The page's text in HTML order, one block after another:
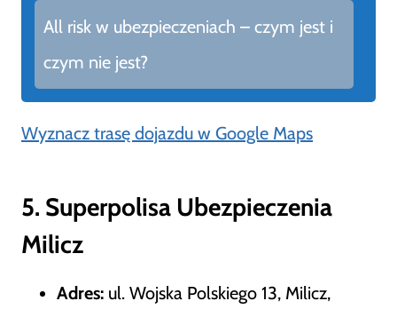
All risk w ubezpieczeniach – czym jest i
czym nie jest?
Wyznacz trasę dojazdu w Google Maps
5. Superpolisa Ubezpieczenia
Milicz
Adres: ul. Wojska Polskiego 13, Milicz,